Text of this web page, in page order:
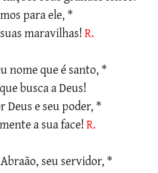
para ele, *
maravilhas!R.
nome que é santo, *
busca a Deus!
Deus e seu poder, *
a sua face!R.
seu servidor, *